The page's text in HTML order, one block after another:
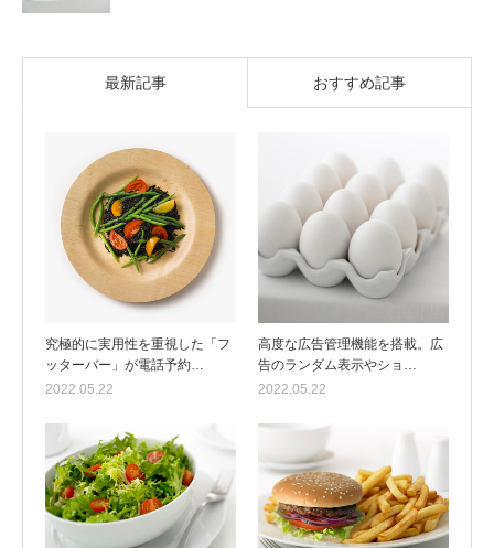
最新記事 おすすめ記事
究極的に実用性を重視した「フ
ッターバー」が電話予約…
2022.05.22
高度な広告管理機能を搭載。広
告のランダム表示やショ…
2022.05.22